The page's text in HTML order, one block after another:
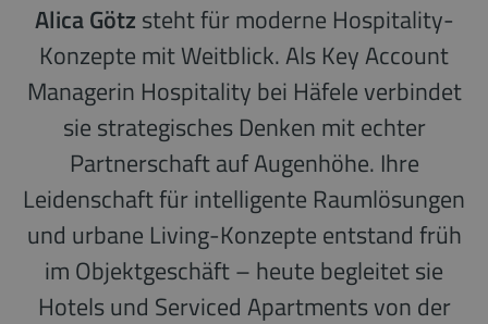
Alica Götz steht für moderne Hospitality-
Konzepte mit Weitblick. Als Key Account
Managerin Hospitality bei Häfele verbindet
sie strategisches Denken mit echter
Partnerschaft auf Augenhöhe. Ihre
Leidenschaft für intelligente Raumlösungen
und urbane Living-Konzepte entstand früh
im Objektgeschäft – heute begleitet sie
Hotels und Serviced Apartments von der